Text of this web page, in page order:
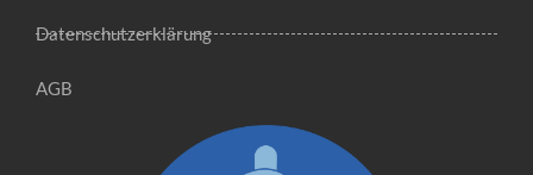
Datenschutzerklärung
AGB